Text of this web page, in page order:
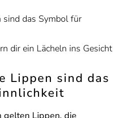
sind das Symbol für
dir ein Lächeln ins Gesicht
Lippen sind das
gelten Lippen, die